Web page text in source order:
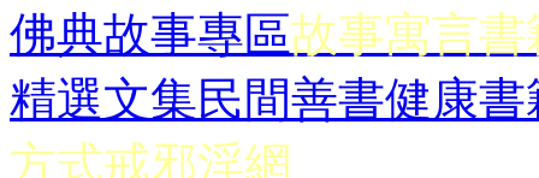
佛典故事專區故事寓言書
精選文集民間善書健康書
方式戒邪淫網